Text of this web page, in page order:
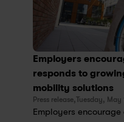
Employers
responds to
mobility solutions
Press release,Tuesday, May
Employers